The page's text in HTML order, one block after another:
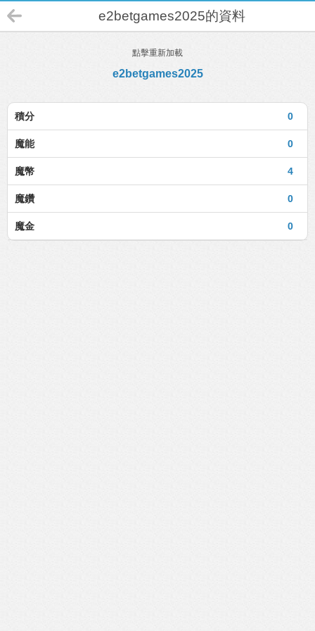
e2betgames2025的資料
點擊重新加載
e2betgames2025
0
積分
0
魔能
4
魔幣
0
魔鑽
0
魔金